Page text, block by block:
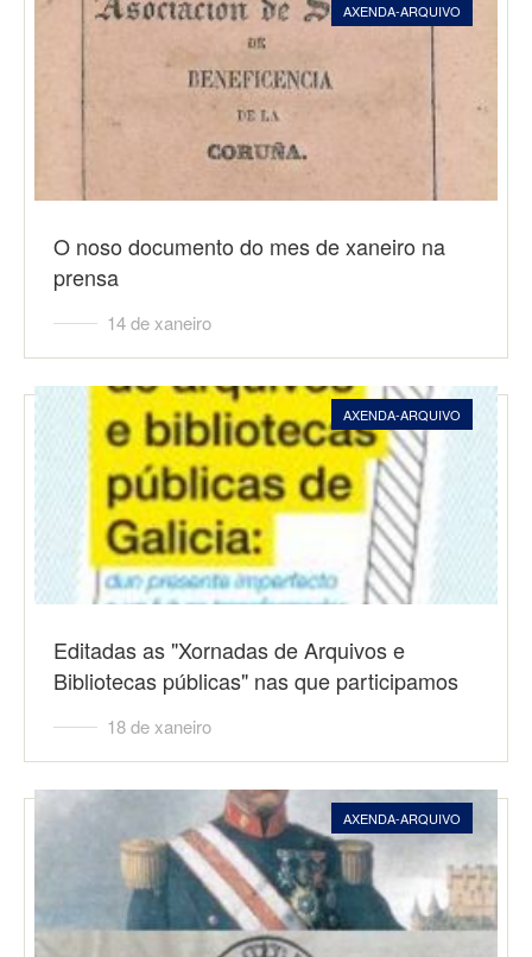
AXENDA-ARQUIVO
O noso documento do mes de xaneiro na
prensa
14 de xaneiro
AXENDA-ARQUIVO
Editadas as "Xornadas de Arquivos e
Bibliotecas públicas" nas que participamos
18 de xaneiro
AXENDA-ARQUIVO